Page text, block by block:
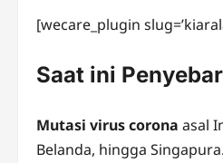
[wecare_plugin
Saat ini
Mutasi virus corona asal
Belanda, hingga